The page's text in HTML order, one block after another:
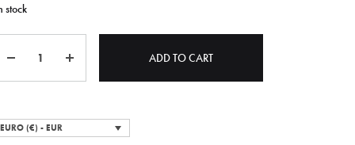
stock
ADD TO CART
EURO (€) - EUR